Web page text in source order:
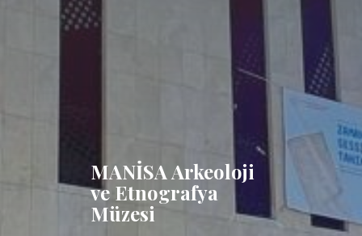
MANİSA Arkeoloji
ve Etnografya
Müzesi